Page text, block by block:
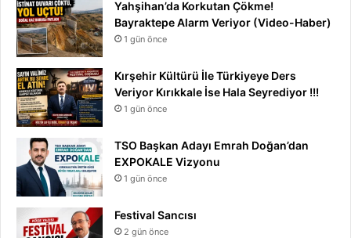
Yahşihan’da Korkutan Çökme!
Bayraktepe Alarm Veriyor (Video-Haber)
1 gün önce
Kırşehir Kültürü İle Türkiyeye Ders
Veriyor Kırıkkale İse Hala Seyrediyor !!!
1 gün önce
TSO Başkan Adayı Emrah Doğan’dan
EXPOKALE Vizyonu
1 gün önce
Festival Sancısı
2 gün önce